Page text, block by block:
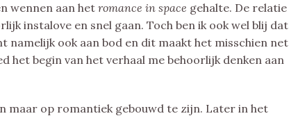
wennen aan het romance in space gehalte. De relatie
instalove en snel gaan. Toch ben ik ook wel blij dat
namelijk ook aan bod en dit maakt het misschien net
het begin van het verhaal me behoorlijk denken aan
maar op romantiek gebouwd te zijn. Later in het